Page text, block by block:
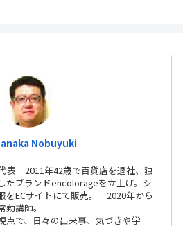
Nobuyuki
表 2011年42歳で百貨店を退社、独
たブランドencolorageを立上げ。シ
をECサイトにて販売。 2020年から
講師。
点で、日々の出来事、気づきや学